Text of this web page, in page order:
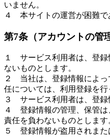
いません。
４ 本サイトの運営が困難で
第7条（アカウントの管
１ サービス利用者は、登録
ないものとします。
２ 当社は、登録情報によっ
任については、利用登録を
３ サービス利用者は、登録
４ 登録情報の管理、保管は
責任を負わないものとします
５ 登録情報が盗用されまた